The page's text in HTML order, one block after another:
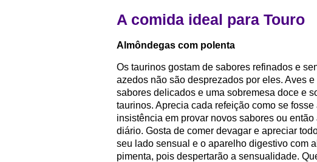
A comida ideal para Touro
Almôndegas com polenta
Os taurinos gostam de sabores refinados e
azedos não são desprezados por eles. Aves
sabores delicados e uma sobremesa doce e
taurinos. Aprecia cada refeição como se
insistência em provar novos sabores ou
diário. Gosta de comer devagar e apreciar
seu lado sensual e o aparelho digestivo com
pimenta, pois despertarão a sensualidade.